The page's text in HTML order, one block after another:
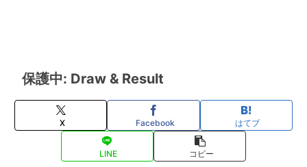
保護中: Draw & Result
X Facebook はてブ
LINE コピー